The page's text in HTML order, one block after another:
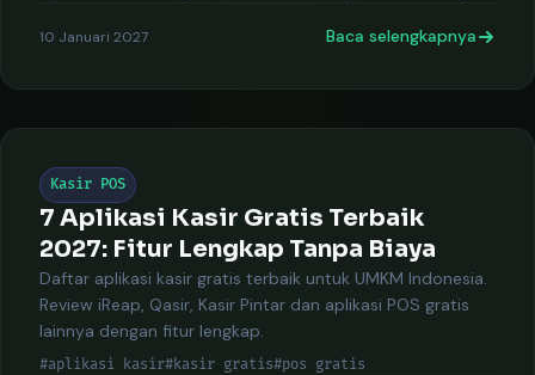
10 Januari 2027 Baca selengkapnya
Kasir POS
7 Aplikasi Kasir Gratis Terbaik
2027: Fitur Lengkap Tanpa Biaya
Daftar aplikasi kasir gratis terbaik untuk UMKM Indonesia.
Review iReap, Qasir, Kasir Pintar dan aplikasi POS gratis
lainnya dengan fitur lengkap.
#aplikasi kasir#kasir gratis#pos gratis